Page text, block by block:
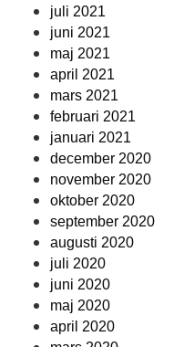
juli 2021
juni 2021
maj 2021
april 2021
mars 2021
februari 2021
januari 2021
december 2020
november 2020
oktober 2020
september 2020
augusti 2020
juli 2020
juni 2020
maj 2020
april 2020